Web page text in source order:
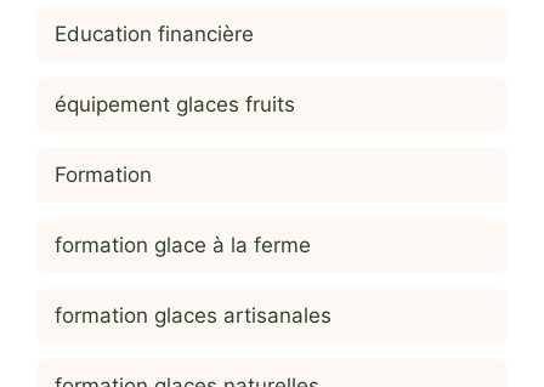
Education financière
équipement glaces fruits
Formation
formation glace à la ferme
formation glaces artisanales